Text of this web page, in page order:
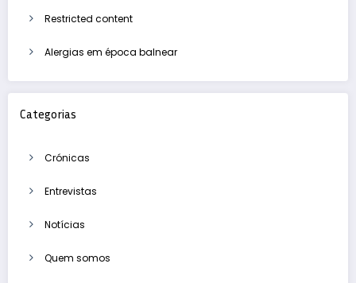
Restricted content
Alergias em época balnear
Categorias
Crónicas
Entrevistas
Notícias
Quem somos